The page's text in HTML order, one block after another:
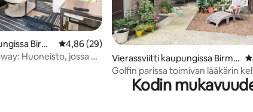
Birmi
Keskimääräinen arvio 4,86/5, 29 arvostelua
4,86 (29)
Huoneisto, jossa on
Vierassviitti kaupungissa Birmin
gham
Golfin parissa toimivan lääkärin
Kodin